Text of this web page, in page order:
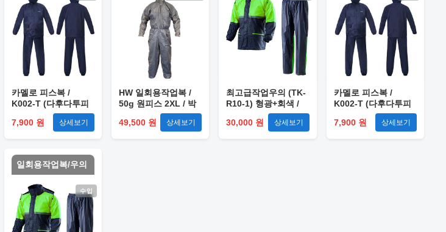
카멜로 피스복 /
K002-T (다후다투피
7,900 원
상세보기
HW 일회용작업복 /
50g 원피스 2XL / 박
49,500 원
상세보기
최고급작업우의 (TK-
R10-1) 형광+회색 /
30,000 원
상세보기
카멜로 피스복 /
K002-T (다후다투피
7,900 원
상세보기
일회용작업복/우의
수입